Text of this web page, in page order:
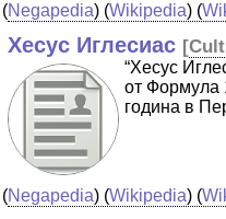
(Negapedia) (Wikipedia) (
Хесус Иглесиас [
“Хесус
от Формула
година в
(Negapedia) (Wikipedia) (